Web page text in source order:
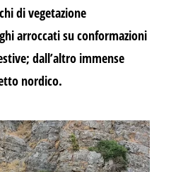
di vegetazione
arroccati su conformazioni
dall’altro immense
nordico.